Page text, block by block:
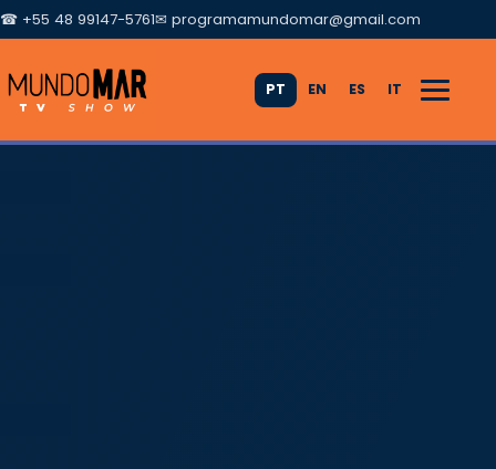
☎ +55 48 99147-5761✉ programamundomar@gmail.com
PT EN ES IT